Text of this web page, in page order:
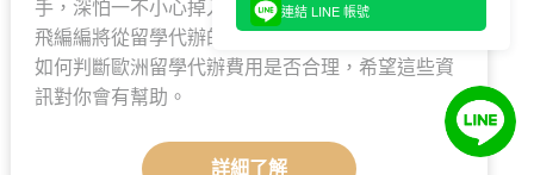
手，深怕一不小心掉入顧問人員的話術中。今天新
飛編編將從留學代辦的服務項目與代辦流程，教你
如何判斷歐洲留學代辦費用是否合理，希望這些資
訊對你會有幫助。
詳細了解
連結 LINE 帳號